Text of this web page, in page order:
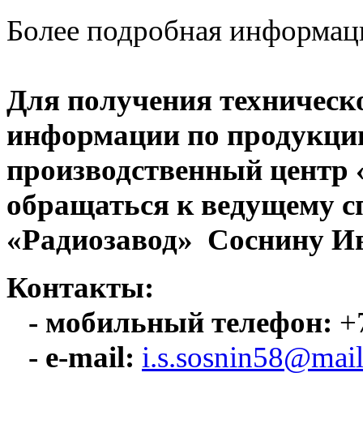
Более подробная
Для получения
информации по
производственный
обращаться к ведущему
«Радиозавод» Соснину
Контакты:
- мобильный телефон:
- e-mail: